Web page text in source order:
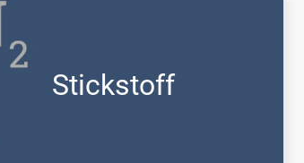
Stickstoff